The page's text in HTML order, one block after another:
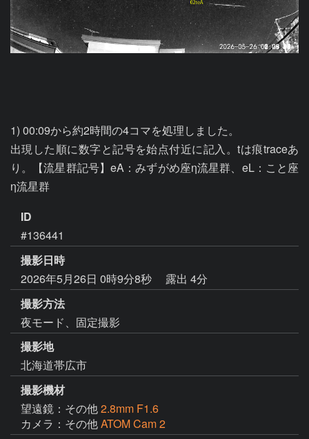
1) 00:09から約2時間の4コマを処理しました。
出現した順に数字と記号を始点付近に記入。tは痕traceあ
り。【流星群記号】eA：みずがめ座η流星群、eL：こと座
η流星群
ID
#136441
撮影日時
2026年5月26日 0時9分8秒
露出 4分
撮影方法
夜モード、固定撮影
撮影地
北海道帯広市
撮影機材
望遠鏡：その他2.8mm F1.6
カメラ：その他ATOM Cam 2